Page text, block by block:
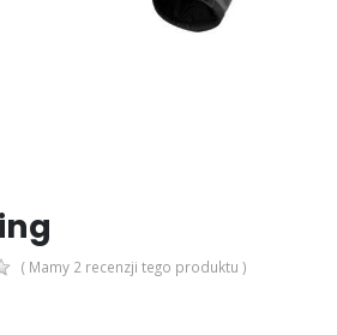
( Mamy 2 recenzji tego produktu )